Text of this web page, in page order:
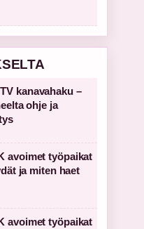
kanavahaku –
ohje ja
avoimet työpaikat
ja miten haet
avoimet työpaikat